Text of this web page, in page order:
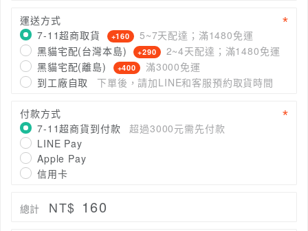
運送方式
7-11超商取貨
+160
5~7天配達；滿1480免運
黑貓宅配(台灣本島)
+290
2~4天配達；滿1480免運
黑貓宅配(離島)
+400
滿3000免運
到工廠自取
下單後，請加LINE和客服預約取貨時間
付款方式
7-11超商貨到付款
超過3000元需先付款
LINE Pay
Apple Pay
信用卡
總計 NT$ 160